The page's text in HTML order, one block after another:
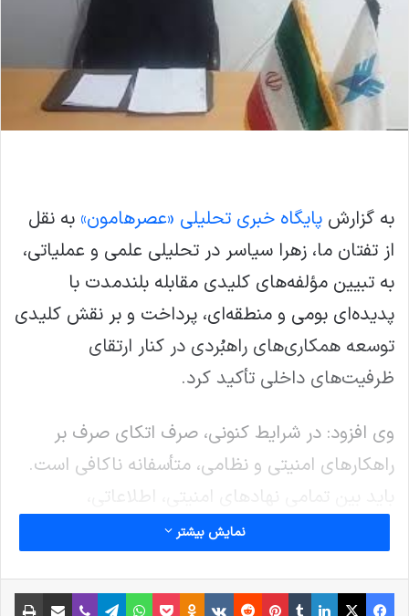
به گزارش پایگاه خبری تحلیلی «عصرهامون» به نقل
از تفتان ما، زهرا سیاسر در تحلیلی علمی و عملیاتی،
به تبیین مؤلفه‌های کلیدی مقابله بلندمدت با
پدیده‌ای بومی و منطقه‌ای، پرداخت و بر نقش کلیدی
توسعه همکاری‌های راهبُردی در کنار ارتقای
ظرفیت‌های داخلی تأکید کرد.
وی افزود: در شرایط کنونی، صرف اتکای صرف بر
راهکارهای امنیتی و نظامی، متأسفانه ناکافی است.
باید بین تمامی نهادهای امنیتی، اطلاعاتی،
اقتصادی، فرهنگی و دیپلماتیک، انسجام راهبُردی
جهانی، برنامه‌ریزی‌هایی صورت پذیرد که منجر به
نمایش بیشتر
فیس بوک X لینکدین
‫تامبلر‫پین‌ترست
‫رددیت‫VKontakte
‫Odnoklassniki
پاکتواتس آپ تلگراموایبر اشتراک گذاری از طریق ایمیل